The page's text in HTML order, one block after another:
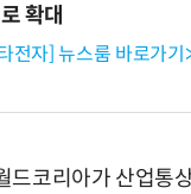
확대
전자] 뉴스룸 바로가기
코리아가 산업통